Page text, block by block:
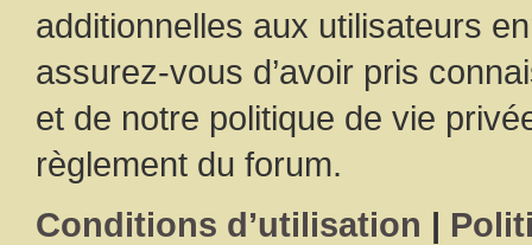
additionnelles aux utilisateurs
assurez-vous d’avoir pris
et de notre politique de vie
règlement du forum.
Conditions d’utilisation |